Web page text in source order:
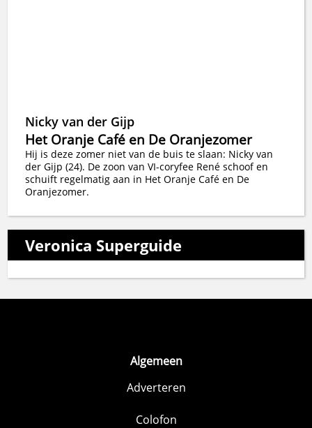
Nicky van der Gijp
Het Oranje Café en De Oranjezomer
Hij is deze zomer niet van de buis te slaan: Nicky van
der Gijp (24). De zoon van VI-coryfee René schoof en
schuift regelmatig aan in Het Oranje Café en De
Oranjezomer.
Veronica Superguide
Algemeen
Adverteren
Colofon